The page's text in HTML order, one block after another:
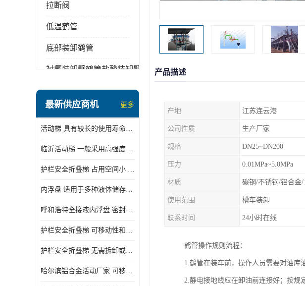
拉断阀
低温鹤管
底部装卸鹤管
衬氟装卸臂鹤管盐酸装卸臂
顶部装卸车鹤管
液氨液化气鹤管
定量装车系统
最新供应商机 更多
活动梯 具有较长的使用寿命和耐用性 一般采用高强度材料制造
临沂活动梯 一般采用高强度材料制造 可以用于多种不同的任务
护栏安全折叠梯 占用空间小 方便存放和搬运
内浮盘 适用于多种液体储存和运输 能够降低运输成本和维护成本
呼和浩特全接液内浮盘 密封性能好 有效保护液体质量
护栏安全折叠梯 可移动性和安全性较高 占用空间小
护栏安全折叠梯 无需拆卸或重新安装 占用空间小
哈尔滨铝合金活动厂家 可移动性和安全性较高 占用空间小
产品描述
产地 江苏连云港
公司性质 生产厂家
规格 DN25~DN200
压力 0.01MPa~5.0MPa
材质 碳钢/不锈钢/铝合金/
使用范围 槽车装卸
联系时间 24小时在线
鹤管操作规则流程：
1.鹤管在装车前，操作人员需要对油库
2.静电接地线应在卸油前连接好；按规